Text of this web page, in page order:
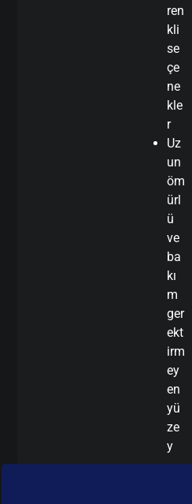
ren
kli
se
çe
ne
kle
r
Uz
un
öm
ürl
ü
ve
ba
kı
m
ger
ekt
irm
ey
en
yü
ze
y